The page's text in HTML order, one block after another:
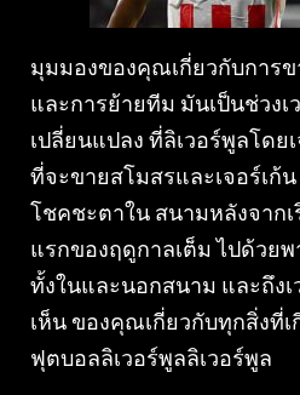
มุมมองของคุณเกี่ยวกับการข
และการย้ายทีม มันเป็นช่วงเ
เปลี่ยนแปลง ที่ลิเวอร์พูลโดย
ที่จะขายสโมสรและเจอร์เก้
โชคชะตาใน สนามหลังจาก
แรกของฤดูกาลเต็ม ไปด้วย
ทั้งในและนอกสนาม และถึง
เห็น ของคุณเกี่ยวกับทุกสิ่งที่
ฟุตบอลลิเวอร์พูลลิเวอร์พูล